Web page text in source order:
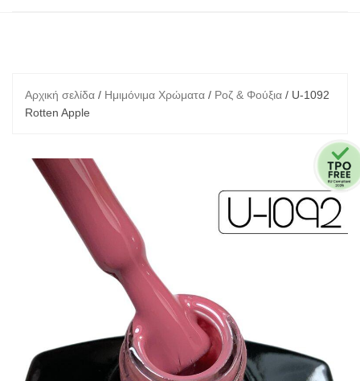
Αρχική σελίδα / Ημιμόνιμα Χρώματα / Ροζ & Φούξια / U-1092
Rotten Apple